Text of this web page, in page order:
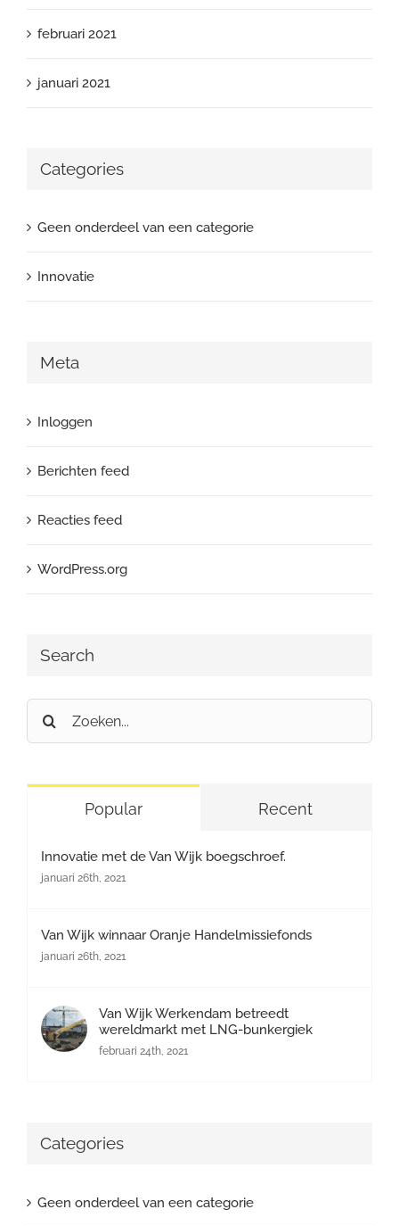
februari 2021
januari 2021
Categories
Geen onderdeel van een categorie
Innovatie
Meta
Inloggen
Berichten feed
Reacties feed
WordPress.org
Search
Zoeken
naar:
Popular Recent
Innovatie met de Van Wijk boegschroef.
januari 26th, 2021
Van Wijk winnaar Oranje Handelmissiefonds
januari 26th, 2021
Van Wijk Werkendam betreedt
wereldmarkt met LNG-bunkergiek
februari 24th, 2021
Categories
Geen onderdeel van een categorie